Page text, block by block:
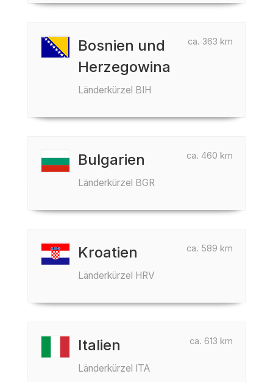
ca. 363 km
Bosnien und
Herzegowina
Länderkürzel BIH
ca. 460 km
Bulgarien
Länderkürzel BGR
ca. 589 km
Kroatien
Länderkürzel HRV
ca. 613 km
Italien
Länderkürzel ITA